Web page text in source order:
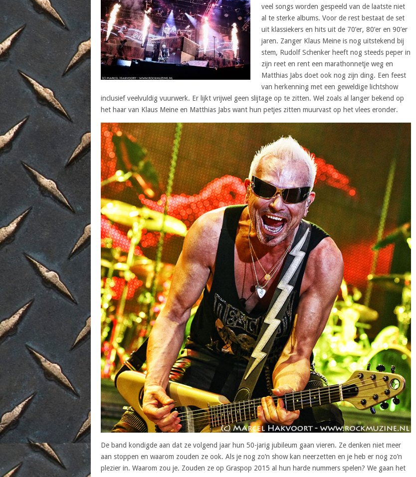
veel songs worden gespeeld van de laatste niet
al te sterke albums. Voor de rest bestaat de set
uit klassiekers en hits uit de 70’er, 80’er en 90’er
jaren. Zanger Klaus Meine is nog uitstekend bij
stem, Rudolf Schenker heeft nog steeds peper in
zijn reet en rent een marathonnetje weg en
Matthias Jabs doet ook nog zijn ding. Een feest
van herkenning met een geweldige lichtshow
inclusief veelvuldig vuurwerk. Er lijkt vrijwel geen slijtage op te zitten. Wel zoals al langer bekend op
het haar van Klaus Meine en Matthias Jabs want hun petjes zitten muurvast op het vlees eronder.
De band kondigde aan dat ze volgend jaar hun 50-jarig jubileum gaan vieren. Ze denken niet meer
aan stoppen en waarom zouden ze ook. Als je nog zo’n show kan neerzetten en je heb er nog zo’n
plezier in. Waarom zou je. Zouden ze op Graspop 2015 al hun harde nummers spelen? We gaan het